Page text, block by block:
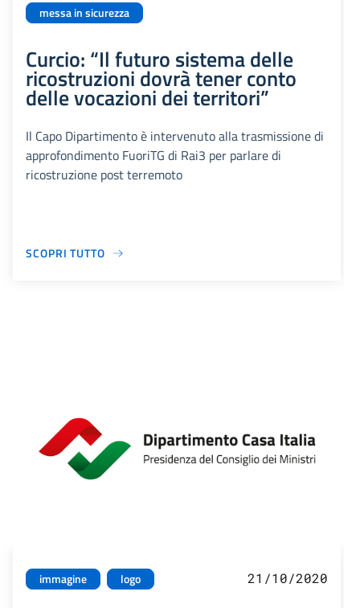
messa in sicurezza
Curcio: “Il futuro sistema delle
ricostruzioni dovrà tener conto
delle vocazioni dei territori”
Il Capo Dipartimento è intervenuto alla trasmissione di
approfondimento FuoriTG di Rai3 per parlare di
ricostruzione post terremoto
SCOPRI TUTTO
immagine logo 21/10/2020